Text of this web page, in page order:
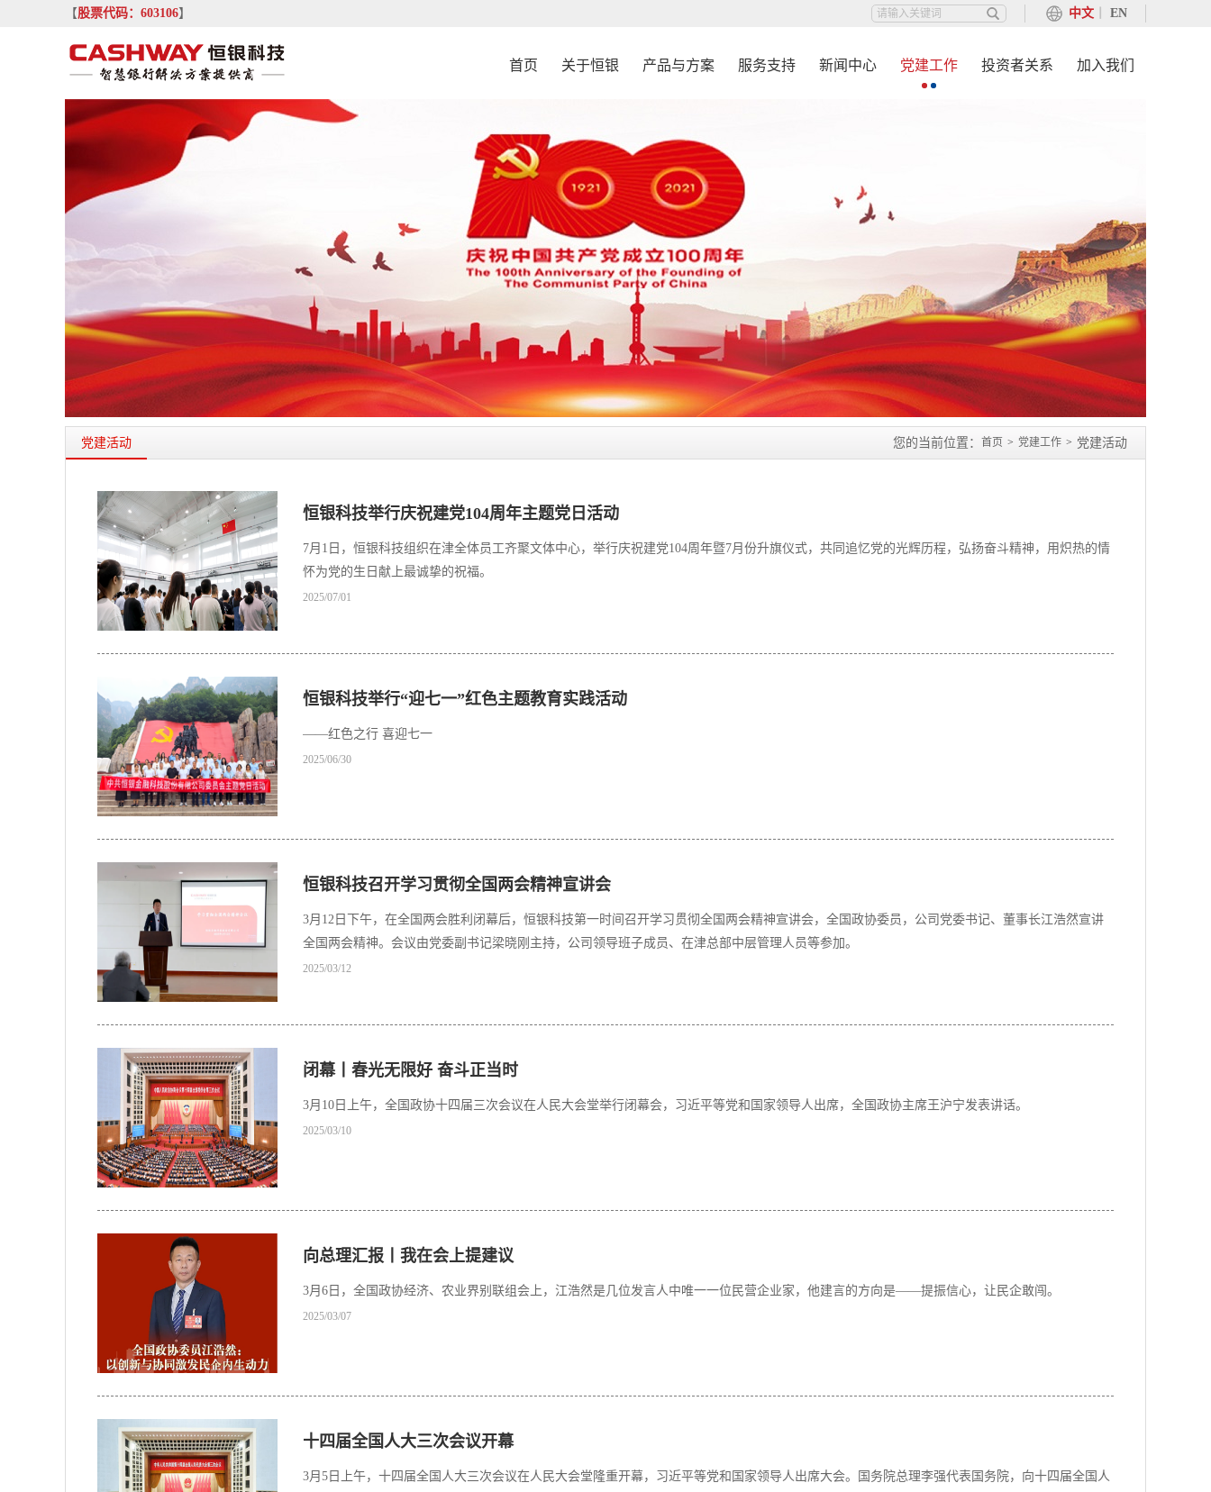
【股票代码：603106】 中文 EN
首页 关于恒银 产品与方案 服务支持 新闻中心 党建工作 投资者关系 加入我们
党建活动 您的当前位置： 首页 党建工作 党建活动
恒银科技举行庆祝建党104周年主题党日活动
7月1日，恒银科技组织在津全体员工齐聚文体中心，举行庆祝建党104周年暨7月份升旗仪式，共同追忆党的光辉历程，弘扬奋斗精神，用炽热的情
怀为党的生日献上最诚挚的祝福。
2025/07/01
恒银科技举行“迎七一”红色主题教育实践活动
——红色之行 喜迎七一
2025/06/30
恒银科技召开学习贯彻全国两会精神宣讲会
3月12日下午，在全国两会胜利闭幕后，恒银科技第一时间召开学习贯彻全国两会精神宣讲会，全国政协委员，公司党委书记、董事长江浩然宣讲
全国两会精神。会议由党委副书记梁晓刚主持，公司领导班子成员、在津总部中层管理人员等参加。
2025/03/12
闭幕丨春光无限好 奋斗正当时
3月10日上午，全国政协十四届三次会议在人民大会堂举行闭幕会，习近平等党和国家领导人出席，全国政协主席王沪宁发表讲话。
2025/03/10
向总理汇报丨我在会上提建议
3月6日，全国政协经济、农业界别联组会上，江浩然是几位发言人中唯一一位民营企业家，他建言的方向是——提振信心，让民企敢闯。
2025/03/07
十四届全国人大三次会议开幕
3月5日上午，十四届全国人大三次会议在人民大会堂隆重开幕，习近平等党和国家领导人出席大会。国务院总理李强代表国务院，向十四届全国人